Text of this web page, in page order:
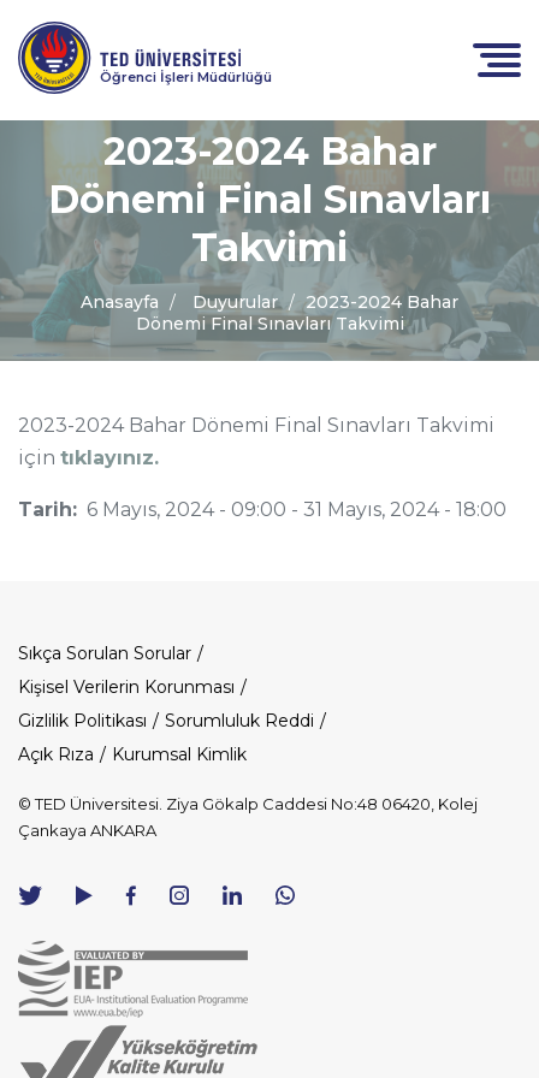
Öğrenci İşleri Müdürlüğü
2023-2024 Bahar
Dönemi Final Sınavları
Takvimi
Anasayfa Duyurular
2023-2024 Bahar
Dönemi Final Sınavları Takvimi
2023-2024 Bahar Dönemi Final Sınavları Takvimi
için tıklayınız.
Tarih: 6 Mayıs, 2024 - 09:00 - 31 Mayıs, 2024 - 18:00
Dipnot
Sıkça Sorulan Sorular
Kişisel Verilerin Korunması
Gizlilik Politikası
Sorumluluk Reddi
Açık Rıza
Kurumsal Kimlik
© TED Üniversitesi. Ziya Gökalp Caddesi No:48 06420, Kolej
Çankaya ANKARA
TED
sayfası
TED
kanalı
TED
sayfası
TED
sayfası
TED
sayfası